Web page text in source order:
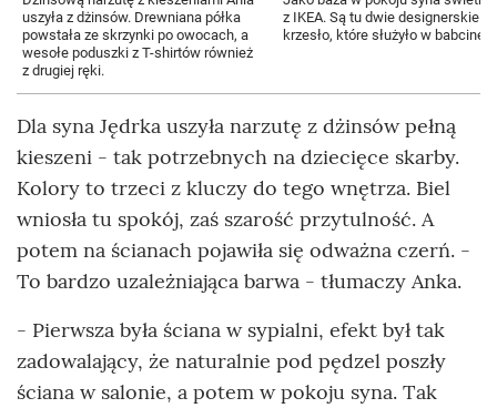
uszyła z dżinsów. Drewniana półka
powstała ze skrzynki po owocach, a
wesołe poduszki z T-shirtów również
z drugiej ręki.
z IKEA. Są tu dwie designerskie
krzesło, które służyło w
Dla syna Jędrka uszyła narzutę z dżinsów pełną
kieszeni - tak potrzebnych na dziecięce skarby.
Kolory to trzeci z kluczy do tego wnętrza. Biel
wniosła tu spokój, zaś szarość przytulność. A
potem na ścianach pojawiła się odważna czerń. -
To bardzo uzależniająca barwa - tłumaczy Anka.
- Pierwsza była ściana w sypialni, efekt był tak
zadowalający, że naturalnie pod pędzel poszły
ściana w salonie, a potem w pokoju syna. Tak